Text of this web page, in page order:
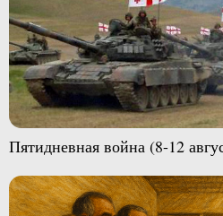
Пятидневная война (8-12